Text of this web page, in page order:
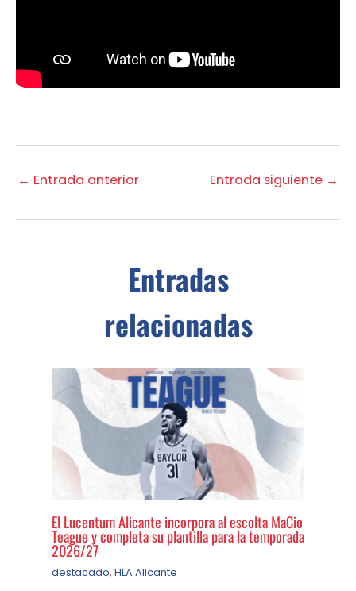
← Entrada anterior Entrada siguiente →
Entradas
relacionadas
El Lucentum Alicante incorpora al escolta MaCio
Teague y completa su plantilla para la temporada
2026/27
destacado, HLA Alicante